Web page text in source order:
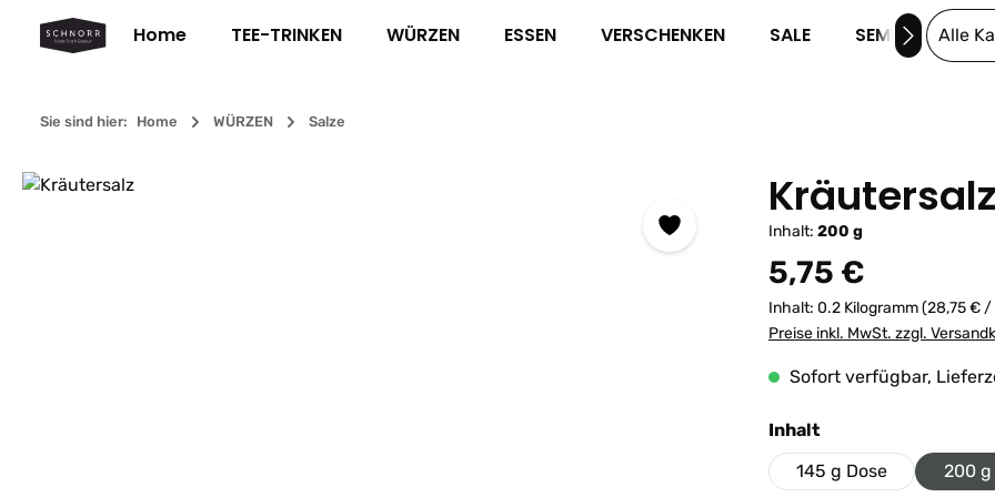
Hauptinhalt springen
Zur Suche springen
Zur Hauptnavigation springen
Home TEE-TRINKEN WÜRZEN ESSEN VERSCHENKEN SALE SEMINAREAlle
Sie sind hier: Home WÜRZEN Salze
Bildergalerie überspringen Kräutersalz
Inhalt: 200 g
Regulärer Preis:
5,75 €
Inhalt: 0.2 Kilogramm(28,75 € /
Preise inkl. MwSt. zzgl.
Sofort verfügbar,
Inhaltauswählen
145 g Dose
200 g